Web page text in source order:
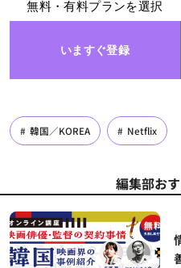
無料・有料プランを選択
いますぐ登録
韓国／KOREA Netflix
編集部お